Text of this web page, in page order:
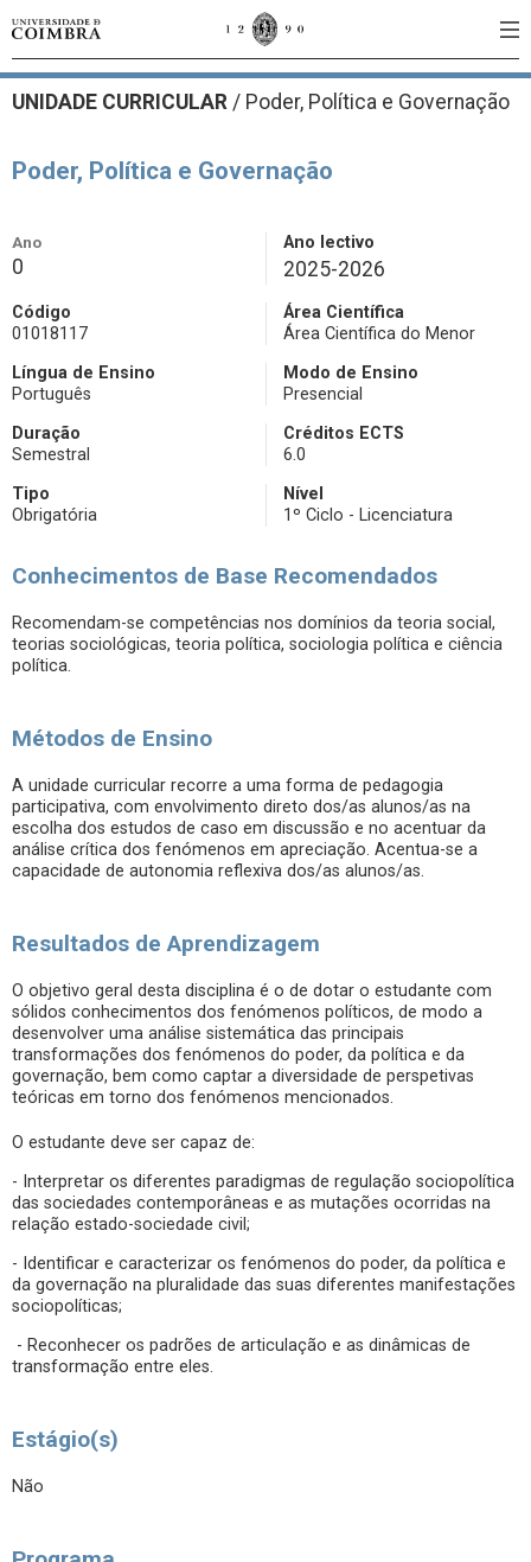
UNIDADE CURRICULAR / Poder, Política e Governação
Poder, Política e Governação
Ano
0
Ano lectivo
2025-2026
Código
01018117
Área Científica
Área Científica do Menor
Língua de Ensino
Português
Modo de Ensino
Presencial
Duração
Semestral
Créditos ECTS
6.0
Tipo
Obrigatória
Nível
1º Ciclo - Licenciatura
Conhecimentos de Base Recomendados
Recomendam-se competências nos domínios da teoria social,
teorias sociológicas, teoria política, sociologia política e ciência
política.
Métodos de Ensino
A unidade curricular recorre a uma forma de pedagogia
participativa, com envolvimento direto dos/as alunos/as na
escolha dos estudos de caso em discussão e no acentuar da
análise crítica dos fenómenos em apreciação. Acentua-se a
capacidade de autonomia reflexiva dos/as alunos/as.
Resultados de Aprendizagem
O objetivo geral desta disciplina é o de dotar o estudante com
sólidos conhecimentos dos fenómenos políticos, de modo a
desenvolver uma análise sistemática das principais
transformações dos fenómenos do poder, da política e da
governação, bem como captar a diversidade de perspetivas
teóricas em torno dos fenómenos mencionados.
O estudante deve ser capaz de:
- Interpretar os diferentes paradigmas de regulação sociopolítica
das sociedades contemporâneas e as mutações ocorridas na
relação estado-sociedade civil;
- Identificar e caracterizar os fenómenos do poder, da política e
da governação na pluralidade das suas diferentes manifestações
sociopolíticas;
- Reconhecer os padrões de articulação e as dinâmicas de
transformação entre eles.
Estágio(s)
Não